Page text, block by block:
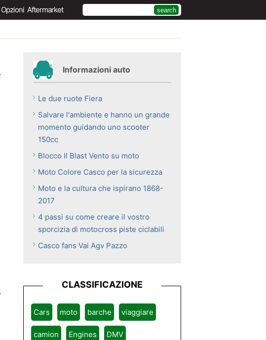
Aftermarket
Informazioni auto
Le due ruote Fiera
Salvare l'ambiente e hanno un grande
momento guidando uno scooter
150cc
Blocco Il Blast Vento su moto
Moto Colore Casco per la sicurezza
Moto e la cultura che ispirano 1868-
2017
4 passi su come creare il vostro
sporcizia di motocross piste ciclabili
Casco fans Vai Agv Pazzo
CLASSIFICAZIONE
Cars moto barche viaggiare
camion Engines DMV